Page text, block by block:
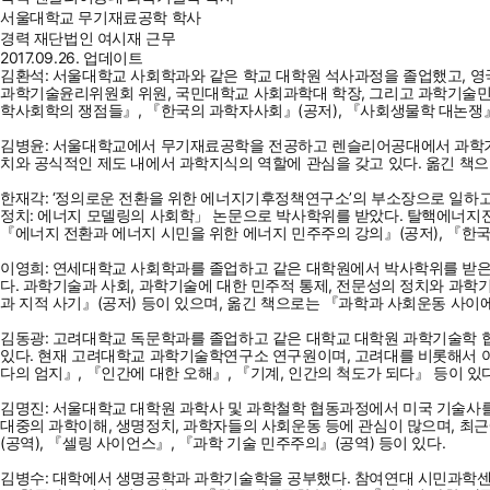
서울대학교 무기재료공학 학사
경력 재단법인 여시재 근무
2017.09.26. 업데이트
김환석: 서울대학교 사회학과와 같은 학교 대학원 석사과정을 졸업했고,
과학기술윤리위원회 위원, 국민대학교 사회과학대 학장, 그리고 과학기
학사회학의 쟁점들』, 『한국의 과학자사회』(공저), 『사회생물학 대논
김병윤: 서울대학교에서 무기재료공학을 전공하고 렌슬리어공대에서 과
치와 공식적인 제도 내에서 과학지식의 역할에 관심을 갖고 있다. 옮긴 책
한재각: ‘정의로운 전환을 위한 에너지기후정책연구소’의 부소장으로 일
정치: 에너지 모델링의 사회학」 논문으로 박사학위를 받았다. 탈핵에너
『에너지 전환과 에너지 시민을 위한 에너지 민주주의 강의』(공저), 『
이영희: 연세대학교 사회학과를 졸업하고 같은 대학원에서 박사학위를
다. 과학기술과 사회, 과학기술에 대한 민주적 통제, 전문성의 정치와 과
과 지적 사기』(공저) 등이 있으며, 옮긴 책으로는 『과학과 사회운동 사이
김동광: 고려대학교 독문학과를 졸업하고 같은 대학교 대학원 과학기술
있다. 현재 고려대학교 과학기술학연구소 연구원이며, 고려대를 비롯해
다의 엄지』, 『인간에 대한 오해』, 『기계, 인간의 척도가 되다』 등이 있
김명진: 서울대학교 대학원 과학사 및 과학철학 협동과정에서 미국 기술
대중의 과학이해, 생명정치, 과학자들의 사회운동 등에 관심이 많으며, 최
(공역), 『셀링 사이언스』, 『과학 기술 민주주의』(공역) 등이 있다.
김병수: 대학에서 생명공학과 과학기술학을 공부했다. 참여연대 시민과